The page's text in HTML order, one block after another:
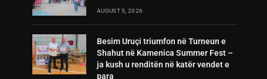
AUGUST 5, 2026
Besim Uruçi triumfon në Turneun e
Shahut në Kamenica Summer Fest –
ja kush u renditën në katër vendet e
para